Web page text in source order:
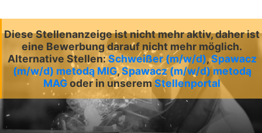
Diese Stellenanzeige ist nicht mehr aktiv, daher ist
eine Bewerbung darauf nicht mehr möglich.
Alternative Stellen:Schweißer (m/w/d),Spawacz
(m/w/d) metodą MIG,Spawacz (m/w/d) metodą
MAGoder in unseremStellenportal